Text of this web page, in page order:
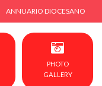
ANNUARIO DIOCESANO
PHOTO
GALLERY